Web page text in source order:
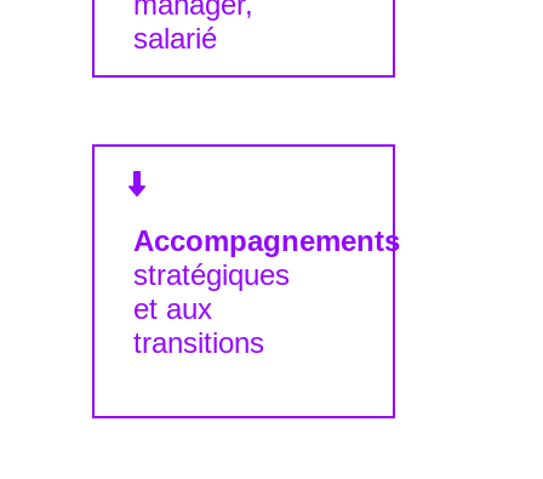
salarié
Accompagnements
stratégiques
et aux
transitions